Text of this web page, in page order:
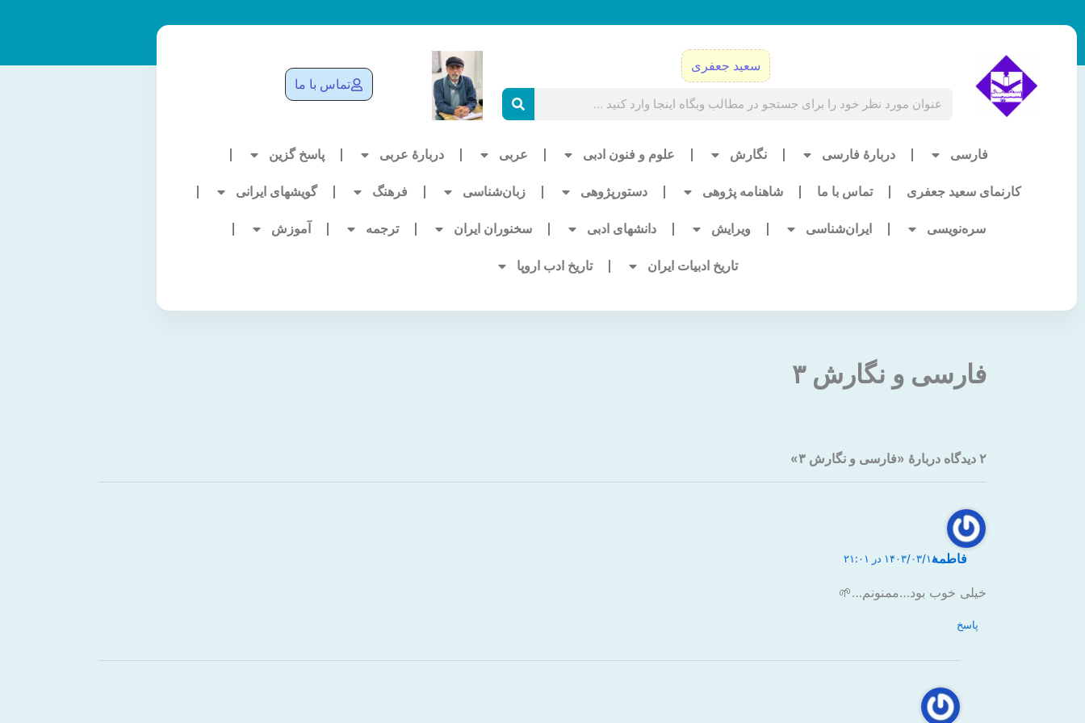
به
سعید جعفری
تماس با ما
فارسی دربارۀ فارسی نگارش علوم و فنون ادبی عربی دربارۀ عربی پاسخ گزین
کارنمای سعید جعفری تماس با ما شاهنامه پژوهی دستورپژوهی زبان‌شناسی فرهنگ گویشهای ایرانی
سره‌نویسی ایران‌شناسی ویرایش دانشهای ادبی سخنوران ایران ترجمه آموزش
تاریخ ادبیات ایران تاریخ ادب اروپا
فارسی و نگارش ۳
۲ دیدگاه دربارهٔ «فارسی و نگارش ۳»
فاطمه۱۴۰۳/۰۳/۱۸ در ۲۱:۰۱
خیلی خوب بود…ممنونم…🌱
پاسخ